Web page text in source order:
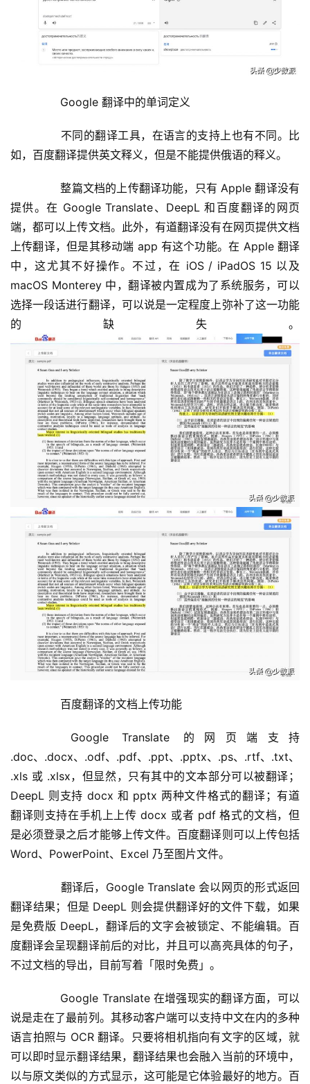
	  Google 翻译中的单词定义
如，百度翻译提供英文释义，但是不能提供俄语的释义。
提供。在 Google Translate、DeepL 和百度翻译的网页
端，都可以上传文档。此外，有道翻译没有在网页提供文档
上传翻译，但是其移动端 app 有这个功能。在 Apple 翻译
中，这尤其不好操作。不过，在 iOS / iPadOS 15 以及
macOS Monterey 中，翻译被内置成为了系统服务，可以
选择一段话进行翻译，可以说是一定程度上弥补了这一功能
的缺失。
	  百度翻译的文档上传功能
.doc、.docx、.odf、.pdf、.ppt、.pptx、.ps、.rtf、.txt、
.xls 或 .xlsx，但显然，只有其中的文本部分可以被翻译；
DeepL 则支持 docx 和 pptx 两种文件格式的翻译；有道
翻译则支持在手机上上传 docx 或者 pdf 格式的文档，但
是必须登录之后才能够上传文件。百度翻译则可以上传包括
Word、PowerPoint、Excel 乃至图片文件。
翻译结果；但是 DeepL 则会提供翻译好的文件下载，如果
是免费版 DeepL，翻译后的文字会被锁定、不能编辑。百
度翻译会呈现翻译前后的对比，并且可以高亮具体的句子，
不过文档的导出，目前写着「限时免费」。
说是走在了最前列。其移动客户端可以支持中文在内的多种
语言拍照与 OCR 翻译。只要将相机指向有文字的区域，就
可以即时显示翻译结果，翻译结果也会融入当前的环境中，
以与原文类似的方式显示，这可能是它体验最好的地方。百